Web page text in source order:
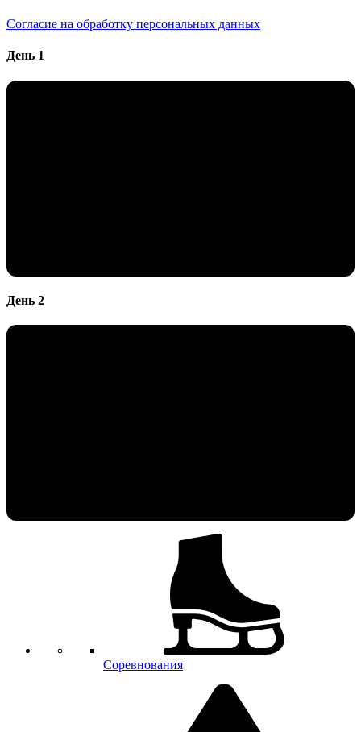
Согласие на обработку персональных данных
День 1
День 2
Соревнования